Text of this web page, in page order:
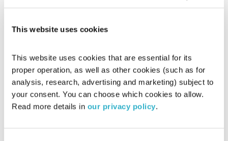
This website uses cookies
This website uses cookies that are essential for its
proper operation, as well as other cookies (such as for
analysis, research, advertising and marketing) subject to
your consent. You can choose which cookies to allow.
Read more details in our privacy policy.
עולם קטן – 15.6.25
עולם קטן
אורי בנקהלטר
15.06.25
01:59:24